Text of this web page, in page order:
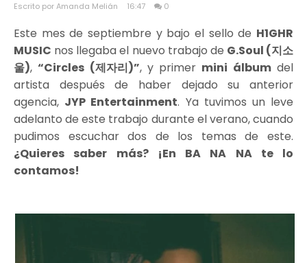
Escrito por Amanda Melián 16:47 0
Este mes de septiembre y bajo el sello de H1GHR
MUSIC nos llegaba el nuevo trabajo de G.Soul (지소
울),“Circles (제자리)”, y primer mini álbumdel
artista después de haber dejado su anterior
agencia, JYP Entertainment. Ya tuvimos un leve
adelanto de este trabajo durante el verano, cuando
pudimos escuchar dos de los temas de este.
¿Quieres saber más? ¡En BA NA NA te lo
contamos!